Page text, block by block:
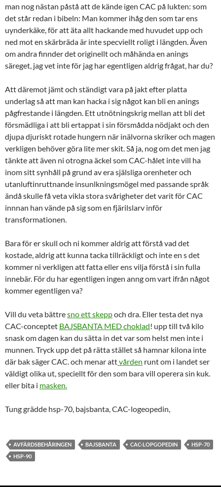
man nog nästan påstå att de kände igen CAC på lukten: som
det står redan i bibeln: Man kommer ihåg den som tar ens
uynderkäke, för att äta allt hackande med huvudet upp och
ned mot en skärbräda är inte specviellt roligt i längden. Även
om andra finnder det originellt och måhända en anings
säreget, jag vet inte för jag har egentligen aldrig frågat, har du?
Att däremot jämt och ständigt vara på jakt efter platta
underlag så att man kan hacka i sig något kan bli en anings
pågfrestande i längden. Ett utnötningskrig mellan att bli det
försmädliga i att bli ertappat i sin försmådda nödjakt och den
djupa djuriskt rotade hungern när inälvorna skriker och magen
verkligen behöver göra lite mer skit. Så ja, nog om det men jag
tänkte att även ni otrogna äckel som CAC-hålet inte vill ha
inom sitt synhåll på grund av era själsliga orenheter och
utanluftinruttnande insunlkningsmögel med passande språk
ändå skulle få veta vikla stora svårigheter det varit för CAC
innnan han vände på sig som en fjärilslarv inför
transformationen.
Bara för er skull och ni kommer aldrig att förstå vad det
kostade, aldrig att kunna tacka tillräckligt och inte en s det
kommer ni verkligen att fatta eller ens vilja förstå i sin fulla
innebär. För du har egentligen ingen anng om vart ifrån något
kommer egentligen va?
Vill du veta bättresno ett skeppoch dra. Eller testa det nya
CAC-conceptet BAJSBANTA MED choklad! upp till två kilo
snask om dagen kan du sätta in det var som helst men inte i
munnen. Tryck upp det på rätta stället så hamnar kilona inte
där bak säger CAC. och menar attvården runt om i landet ser
väldigt olika ut, speciellt för den som bara vill operera sin kuk.
eller bita i masken.
Tung grädde hsp-70, bajsbanta, CAC-logeopedin,
AVFÄRDSBEHÅRINGEN BAJSBANTA CAC-LOPGOPEDIN
HSP-70
HSP-90